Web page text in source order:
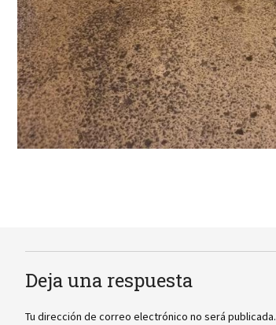
Deja una respuesta
Tu dirección de correo electrónico no será publicada.